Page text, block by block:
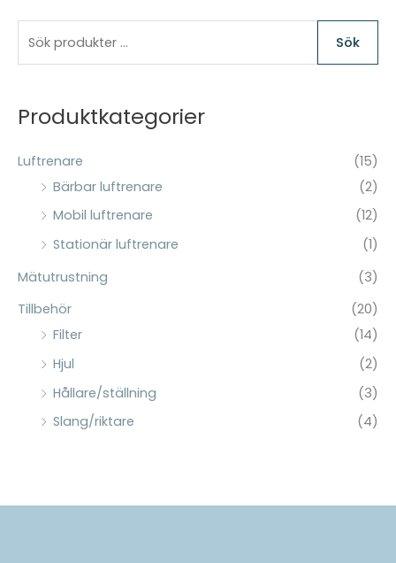
e
t
Sök
Produktkategorier
Luftrenare
(15)
Bärbar luftrenare
(2)
Mobil luftrenare
(12)
Stationär luftrenare
(1)
Mätutrustning
(3)
Tillbehör
(20)
Filter
(14)
Hjul
(2)
Hållare/ställning
(3)
Slang/riktare
(4)